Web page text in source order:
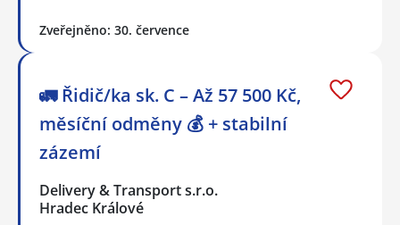
Zveřejněno: 30. července
🚛 Řidič/ka sk. C – Až 57 500 Kč,
měsíční odměny 💰 + stabilní
zázemí
Delivery & Transport s.r.o.
Hradec Králové